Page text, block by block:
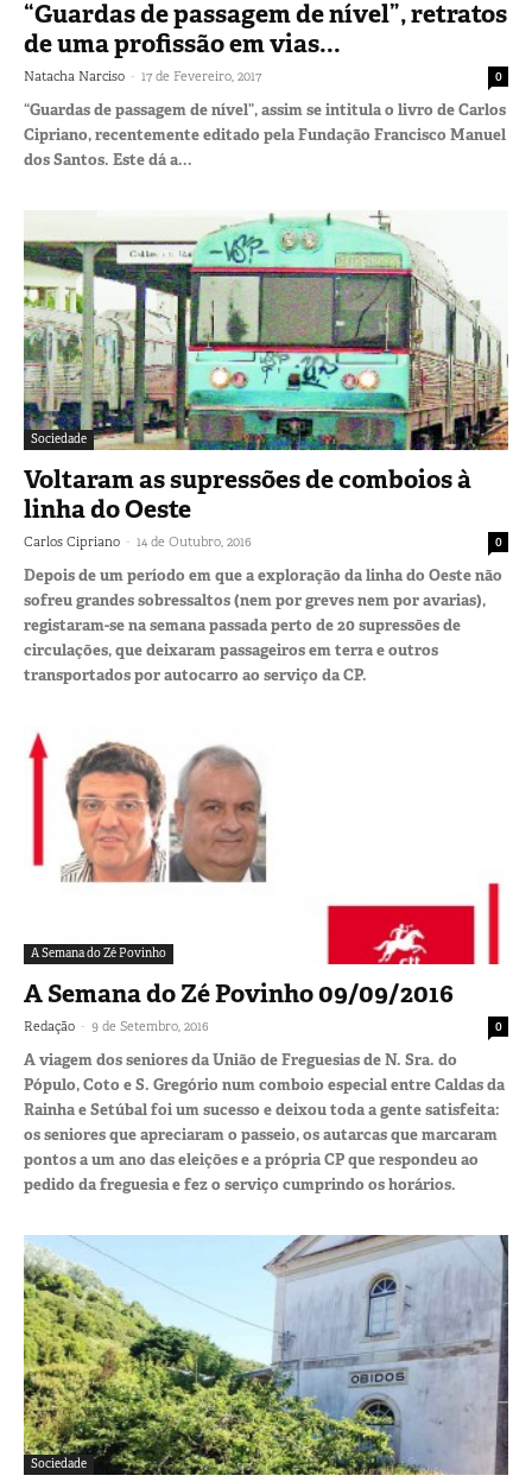
“Guardas de passagem de nível”, retratos
de uma profissão em vias...
Natacha Narciso - 17 de Fevereiro, 2017 0
“Guardas de passagem de nível”, assim se intitula o livro de Carlos
Cipriano, recentemente editado pela Fundação Francisco Manuel
dos Santos. Este dá a...
Sociedade
Voltaram as supressões de comboios à
linha do Oeste
Carlos Cipriano - 14 de Outubro, 2016 0
Depois de um período em que a exploração da linha do Oeste não
sofreu grandes sobressaltos (nem por greves nem por avarias),
registaram-se na semana passada perto de 20 supressões de
circulações, que deixaram passageiros em terra e outros
transportados por autocarro ao serviço da CP.
A Semana do Zé Povinho
A Semana do Zé Povinho 09/09/2016
Redação - 9 de Setembro, 2016 0
A viagem dos seniores da União de Freguesias de N. Sra. do
Pópulo, Coto e S. Gregório num comboio especial entre Caldas da
Rainha e Setúbal foi um sucesso e deixou toda a gente satisfeita:
os seniores que apreciaram o passeio, os autarcas que marcaram
pontos a um ano das eleições e a própria CP que respondeu ao
pedido da freguesia e fez o serviço cumprindo os horários.
Sociedade